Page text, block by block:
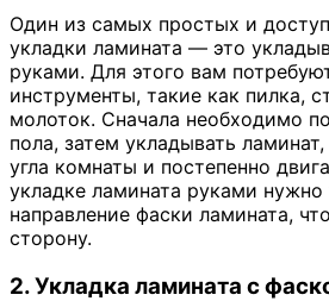
Один из самых простых и
укладки ламината — это
руками. Для этого вам
инструменты, такие как пилка,
молоток. Сначала необходимо
пола, затем укладывать
угла комнаты и постепенно
укладке ламината руками нужно
направление фаски ламината,
сторону.
2. Укладка ламината с